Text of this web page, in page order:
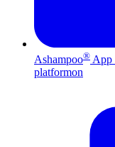
Ashampoo® App
platformon